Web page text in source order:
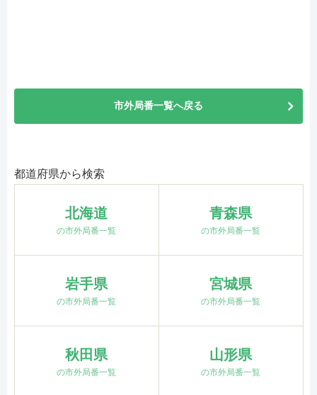
市外局番一覧へ戻る
都道府県から検索
北海道
の市外局番一覧
青森県
の市外局番一覧
岩手県
の市外局番一覧
宮城県
の市外局番一覧
秋田県
の市外局番一覧
山形県
の市外局番一覧